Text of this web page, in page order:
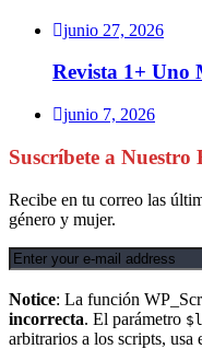
junio 27, 2026
Revista 1+ Uno
junio 7, 2026
Suscríbete a Nuestro
Recibe en tu correo las
género y mujer.
Notice: La función
incorrecta. El parámetro
arbitrarios a los scripts, usa